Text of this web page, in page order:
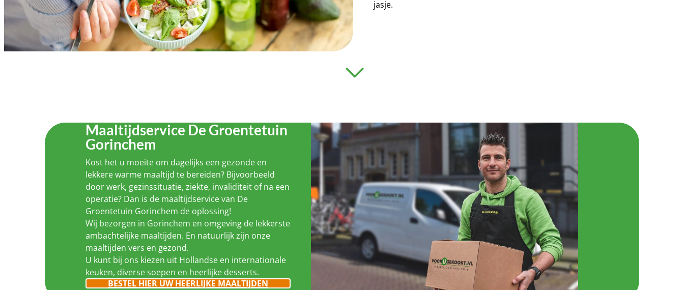
jasje.
Maaltijdservice De Groentetuin
Gorinchem
Kost het u moeite om dagelijks een gezonde en
lekkere warme maaltijd te bereiden? Bijvoorbeeld
door werk, gezinssituatie, ziekte, invaliditeit of na een
operatie? Dan is de maaltijdservice van De
Groentetuin Gorinchem de oplossing!
Wij bezorgen in Gorinchem en omgeving de lekkerste
ambachtelijke maaltijden. En natuurlijk zijn onze
maaltijden vers en gezond.
U kunt bij ons kiezen uit Hollandse en internationale
keuken, diverse soepen en heerlijke desserts.
BESTEL HIER UW HEERLIJKE MAALTIJDEN